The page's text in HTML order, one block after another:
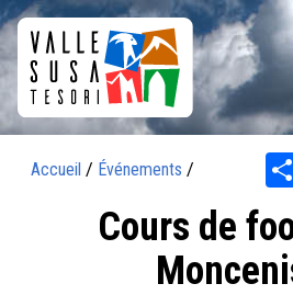
Accueil / Événements /
Cours de